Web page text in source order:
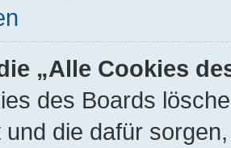
„Alle Cookies
des Boards
und die dafür